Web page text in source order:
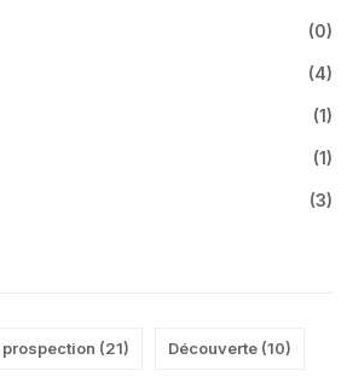
(0)
(4)
(1)
(1)
(3)
prospection (21) Découverte (10)